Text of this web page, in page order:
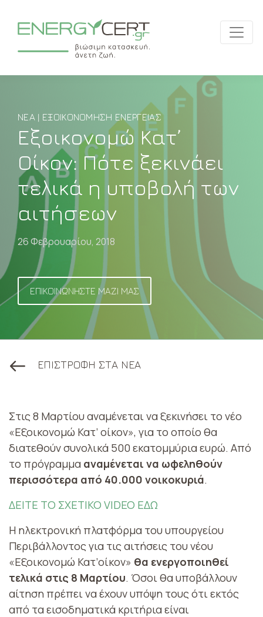
ΝΈΑ | ΕΞΟΙΚΟΝΌΜΗΣΗ ΕΝΈΡΓΕΙΑΣ
Εξοικονομώ Κατ’
Οίκον: Πότε ξεκινάει
τελικά η υποβολή των
αιτήσεων
26 Φεβρουαρίου, 2018
ΕΠΙΚΟΙΝΩΝΗΣΤΕ ΜΑΖΙ ΜΑΣ
ΕΠΙΣΤΡΟΦΗ ΣΤΑ ΝΕΑ
Στις 8 Μαρτίου αναμένεται να ξεκινήσει το νέο
«Εξοικονομώ Κατ’ οίκον», για το οποίο θα
διατεθούν συνολικά 500 εκατομμύρια ευρώ. Από
το πρόγραμμα αναμένεται να ωφεληθούν
περισσότερα από 40.000 νοικοκυριά.
ΔΕΙΤΕ ΤΟ ΣΧΕΤΙΚΟ VIDEO ΕΔΩ
Η ηλεκτρονική πλατφόρμα του υπουργείου
Περιβάλλοντος για τις αιτήσεις του νέου
«Εξοικονομώ Κατ’οίκον» θα ενεργοποιηθεί
τελικά στις 8 Μαρτίου. Όσοι θα υποβάλλουν
αίτηση πρέπει να έχουν υπόψη τους ότι εκτός
από τα εισοδηματικά κριτήρια είναι